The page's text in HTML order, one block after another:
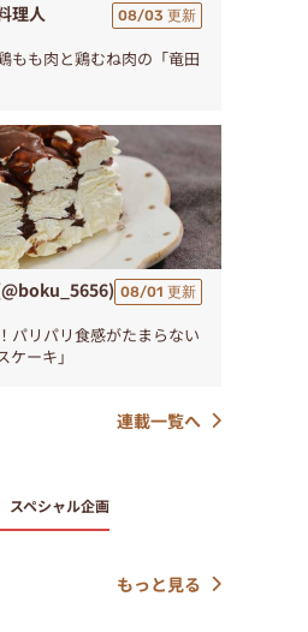
理人 08/03 更新
もも肉と鶏むね肉の「竜田
08/01 更新
パリパリ食感がたまらない
ケーキ」
連載一覧へ
スペシャル企画
もっと見る